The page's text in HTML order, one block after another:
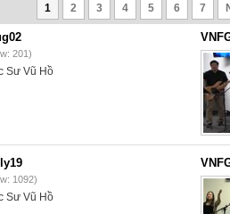
1 2 3 4 5 6 7
201)
Sư Vũ Hồ
1092)
Sư Vũ Hồ